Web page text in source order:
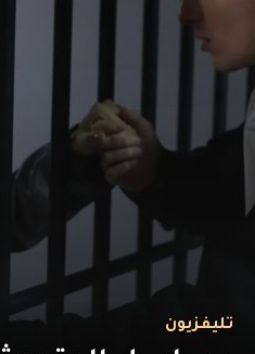
تليفزيون